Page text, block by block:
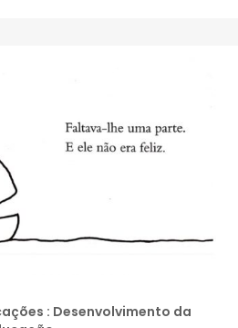
: Desenvolvimento da